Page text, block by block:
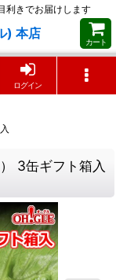
利きでお届けします
) 本店
カート
ログイン
3缶ギフト箱入